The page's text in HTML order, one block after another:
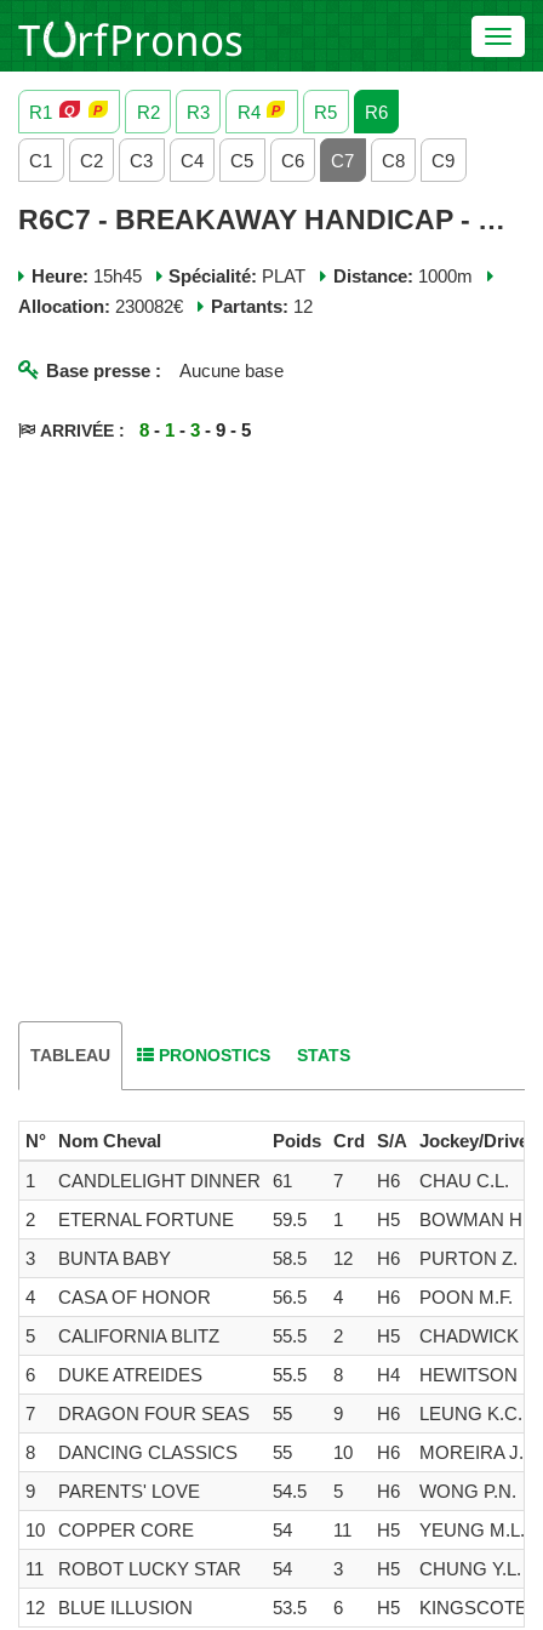
R1
R2 R3 R4 R5 R6
C1 C2 C3 C4 C5 C6 C7 C8 C9
R6C7 - BREAKAWAY HANDICAP - MERCREDI 08 JUILLET 2026
Heure: 15h45 Spécialité: PLAT Distance: 1000m
Allocation: 230082€ Partants: 12
Base presse : Aucune base
ARRIVÉE : 8 - 1 -3 - 9 - 5
TABLEAU PRONOSTICS STATS
N° Nom Cheval Poids Crd S/A
Jockey/Driver
1
CANDLELIGHT DINNER 61 7 H6
CHAU C.L.
2
ETERNAL FORTUNE 59.5 1 H5
BOWMAN H.
3
BUNTA BABY 58.5 12 H6
PURTON Z.
4
CASA OF HONOR 56.5 4 H6
POON M.F.
5
CALIFORNIA BLITZ 55.5 2 H5
CHADWICK M.
6
DUKE ATREIDES 55.5 8 H4
HEWITSON L.
7
DRAGON FOUR SEAS 55 9 H6
LEUNG K.C.
8
DANCING CLASSICS 55 10 H6
MOREIRA J.
9
PARENTS' LOVE 54.5 5 H6
WONG P.N.
10
COPPER CORE 54 11 H5
YEUNG M.L.
11
ROBOT LUCKY STAR 54 3 H5
CHUNG Y.L.
12
BLUE ILLUSION 53.5 6 H5 KINGSCOTE